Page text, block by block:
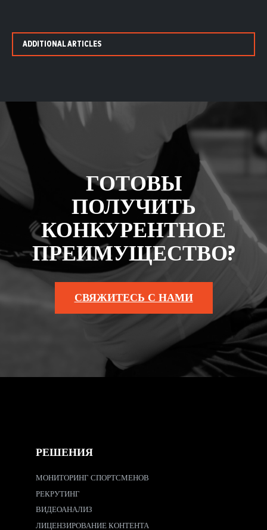
ADDITIONAL ARTICLES
ГОТОВЫ
ПОЛУЧИТЬ
КОНКУРЕНТНОЕ
ПРЕИМУЩЕСТВО?
СВЯЖИТЕСЬ С НАМИ
РЕШЕНИЯ
МОНИТОРИНГ СПОРТСМЕНОВ
РЕКРУТИНГ
ВИДЕОАНАЛИЗ
ЛИЦЕНЗИРОВАНИЕ КОНТЕНТА